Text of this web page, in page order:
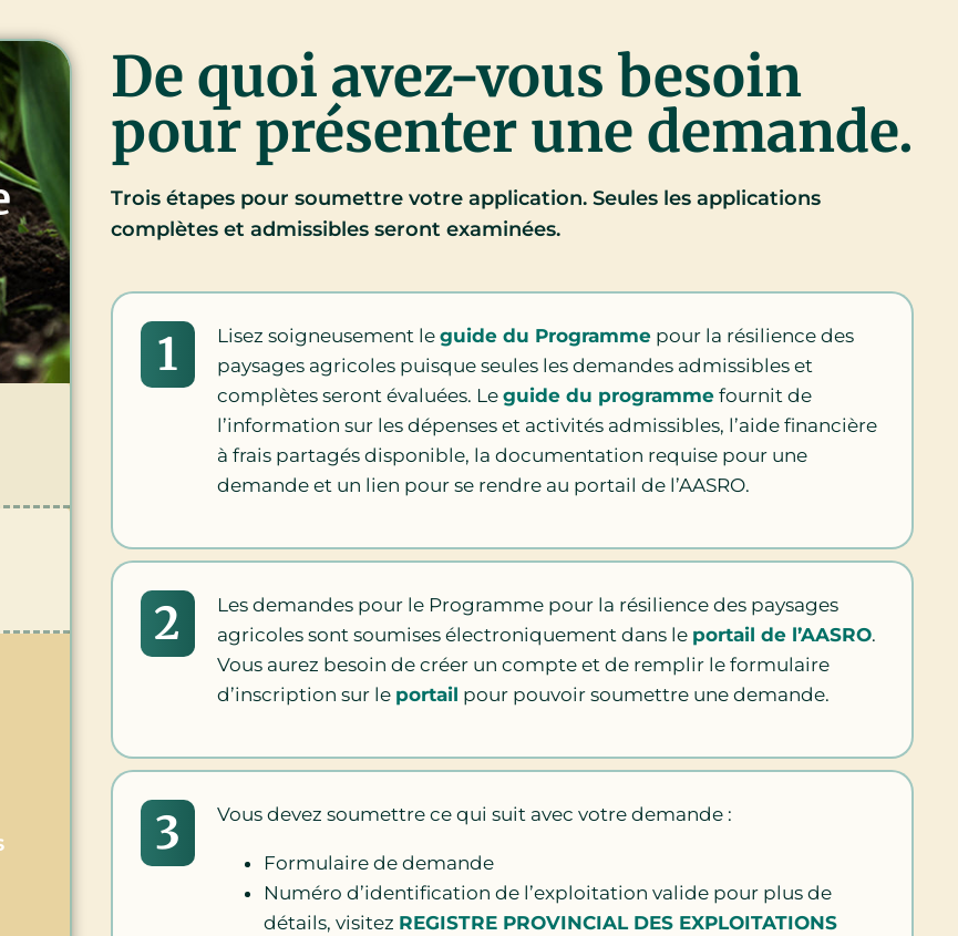
De quoi avez-vous besoin
pour présenter une demande.
Trois étapes pour soumettre votre application. Seules les applications
complètes et admissibles seront examinées.
1 Lisez soigneusement le guide du Programmepour la résilience des
paysages agricoles puisque seules les demandes admissibles et
complètes seront évaluées. Le guide du programmefournit de
l’information sur les dépenses et activités admissibles, l’aide financière
à frais partagés disponible, la documentation requise pour une
demande et un lien pour se rendre au portail de l’AASRO.
2
Les demandes pour le Programme pour la résilience des paysages
agricoles sont soumises électroniquement dans le portail de l’AASRO.
Vous aurez besoin de créer un compte et de remplir le formulaire
d’inscription sur le portail pour pouvoir soumettre une demande.
3 Vous devez soumettre ce qui suit avec votre demande :
Formulaire de demande
Numéro d’identification de l’exploitation valide pour plus de
détails, visitez REGISTRE PROVINCIAL DES EXPLOITATIONS